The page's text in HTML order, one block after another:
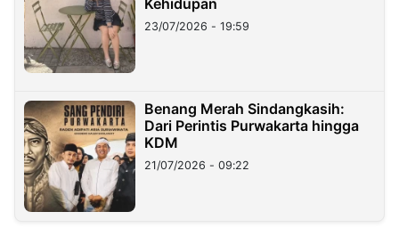
Kehidupan
23/07/2026 - 19:59
Benang Merah Sindangkasih:
Dari Perintis Purwakarta hingga
KDM
21/07/2026 - 09:22